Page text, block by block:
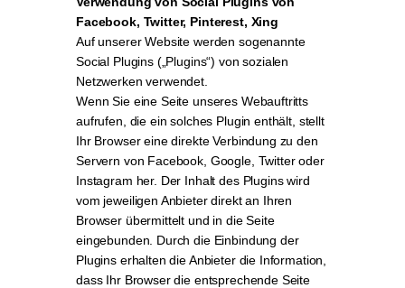
Facebook, Twitter, Pinterest, Xing
Auf unserer Website werden sogenannte
Social Plugins („Plugins“) von sozialen
Netzwerken verwendet.
Wenn Sie eine Seite unseres Webauftritts
aufrufen, die ein solches Plugin enthält, stellt
Ihr Browser eine direkte Verbindung zu den
Servern von Facebook, Google, Twitter oder
Instagram her. Der Inhalt des Plugins wird
vom jeweiligen Anbieter direkt an Ihren
Browser übermittelt und in die Seite
eingebunden. Durch die Einbindung der
Plugins erhalten die Anbieter die Information,
dass Ihr Browser die entsprechende Seite